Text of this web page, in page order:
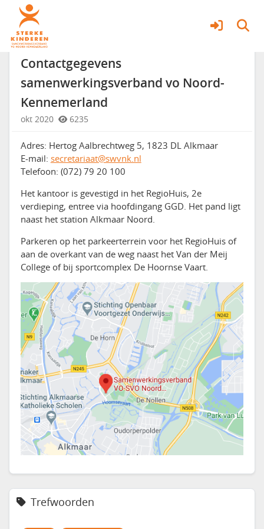
Contactgegevens
samenwerkingsverband vo Noord-
Kennemerland
okt 2020 6235
Adres: Hertog Aalbrechtweg 5, 1823 DL Alkmaar
E-mail: secretariaat@swvnk.nl
Telefoon: (072) 79 20 100
Het kantoor is gevestigd in het RegioHuis, 2e
verdieping, entree via hoofdingang GGD. Het pand ligt
naast het station Alkmaar Noord.
Parkeren op het parkeerterrein voor het RegioHuis of
aan de overkant van de weg naast het Van der Meij
College of bij sportcomplex De Hoornse Vaart.
Trefwoorden